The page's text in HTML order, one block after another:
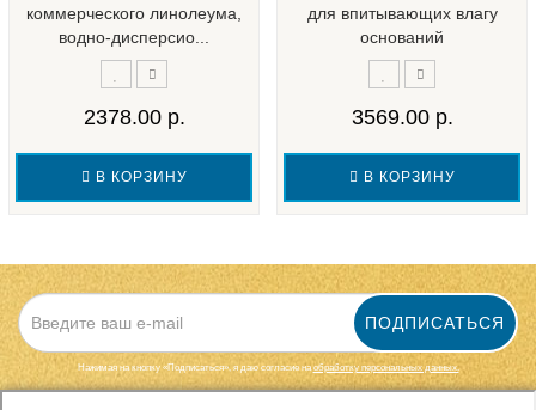
коммерческого линолеума,
водно-дисперсио...
2378.00 р.
В КОРЗИНУ
для впитывающих влагу
оснований
3569.00 р.
В КОРЗИНУ
ПОДПИСАТЬСЯ
Нажимая на кнопку «Подписаться», я даю cогласие на обработку персональных данных.